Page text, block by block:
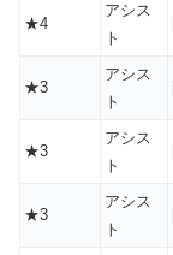
★4
アシス
ト
★3
アシス
ト
★3
アシス
ト
★3
アシス
ト